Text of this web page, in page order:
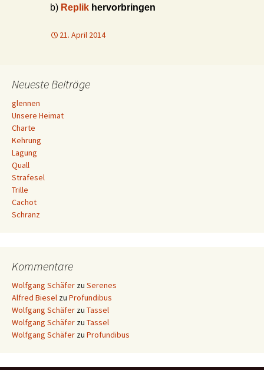
b) Replik hervorbringen
21. April 2014
Neueste Beiträge
glennen
Unsere Heimat
Charte
Kehrung
Lagung
Quall
Strafesel
Trille
Cachot
Schranz
Kommentare
Wolfgang Schäfer zu Serenes
Alfred Biesel zu Profundibus
Wolfgang Schäfer zu Tassel
Wolfgang Schäfer zu Tassel
Wolfgang Schäfer zu Profundibus